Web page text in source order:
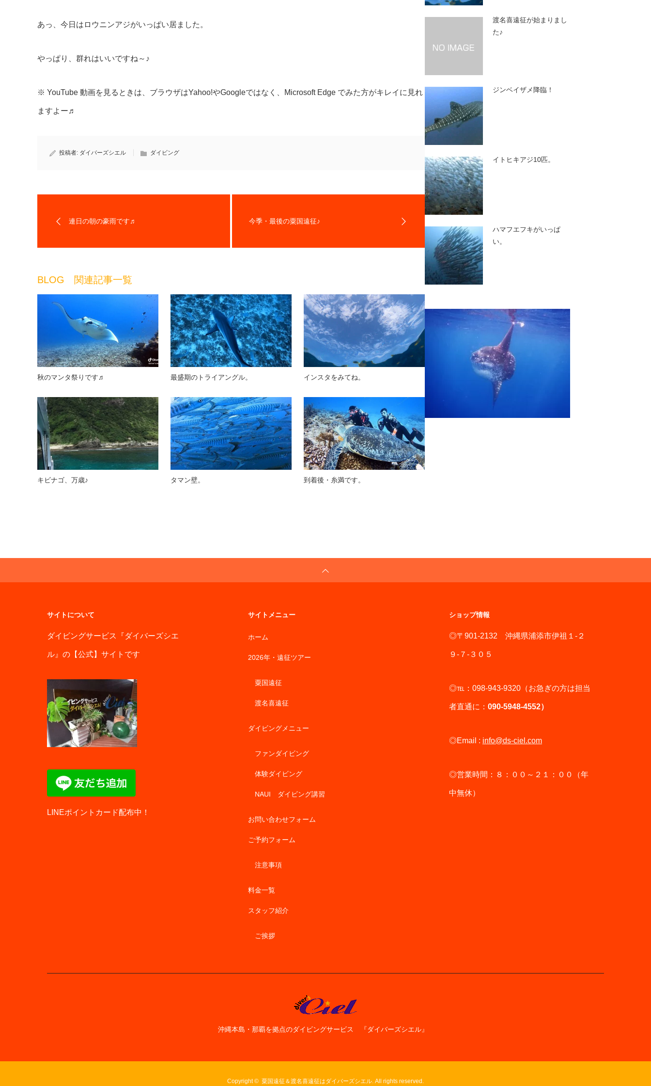
あっ、今日はロウニンアジがいっぱい居ました。
やっぱり、群れはいいですね～♪
※ YouTube 動画を見るときは、ブラウザはYahoo!やGoogleではなく、Microsoft Edge でみた方がキレイに見れ
ますよー♬
投稿者: ダイバーズシエル ダイビング
連日の朝の豪雨です♬ 今季・最後の粟国遠征♪
BLOG 関連記事一覧
秋のマンタ祭りです♬ 最盛期のトライアングル。 インスタをみてね。
キビナゴ、万歳♪ タマン壁。 到着後・糸満です。
渡名喜遠征が始まりまし
た♪
ジンベイザメ降臨！
イトヒキアジ10匹。
ハマフエフキがいっぱ
い。
サイトについて
ダイビングサービス『ダイバーズシエ
ル』の【公式】サイトです
LINEポイントカード配布中！
サイトメニュー
ホーム
2026年・遠征ツアー
粟国遠征
渡名喜遠征
ダイビングメニュー
ファンダイビング
体験ダイビング
NAUI ダイビング講習
お問い合わせフォーム
ご予約フォーム
注意事項
料金一覧
スタッフ紹介
ご挨拶
ショップ情報
◎〒901-2132 沖縄県浦添市伊祖１-２
９-７-３０５
◎℡：098-943-9320（お急ぎの方は担当
者直通に： 090-5948-4552）
◎Email : info@ds-ciel.com
◎営業時間：８：００～２１：００（年
中無休）
沖縄本島・那覇を拠点のダイビングサービス 『ダイバーズシエル』
Copyright © 粟国遠征＆渡名喜遠征はダイバーズシエル. All rights reserved.